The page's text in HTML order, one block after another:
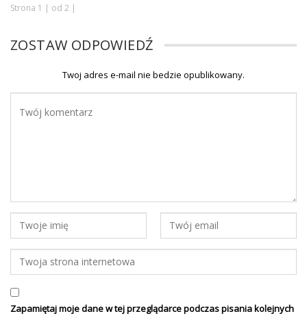
Strona 1 | od 2 |
ZOSTAW ODPOWIEDŹ
Twoj adres e-mail nie bedzie opublikowany.
Zapamiętaj moje dane w tej przeglądarce podczas pisania kolejnych